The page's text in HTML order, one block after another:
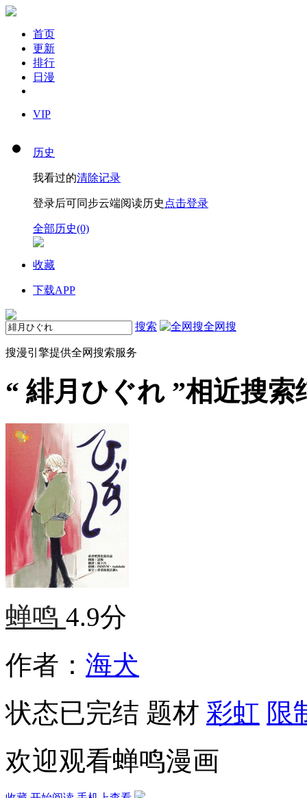
首页
更新
排行
日漫
VIP
历史
我看过的清除记录
登录后可同步云端阅读历史 点击登录
全部历史(0)
收藏
下载APP
搜索 全网搜
搜漫引擎提供全网搜索服务
“ 緋月ひぐれ ”相近搜索
蝉鸣 4.9分
作者： 海犬
状态已完结 题材 彩虹 限
欢迎观看蝉鸣漫画